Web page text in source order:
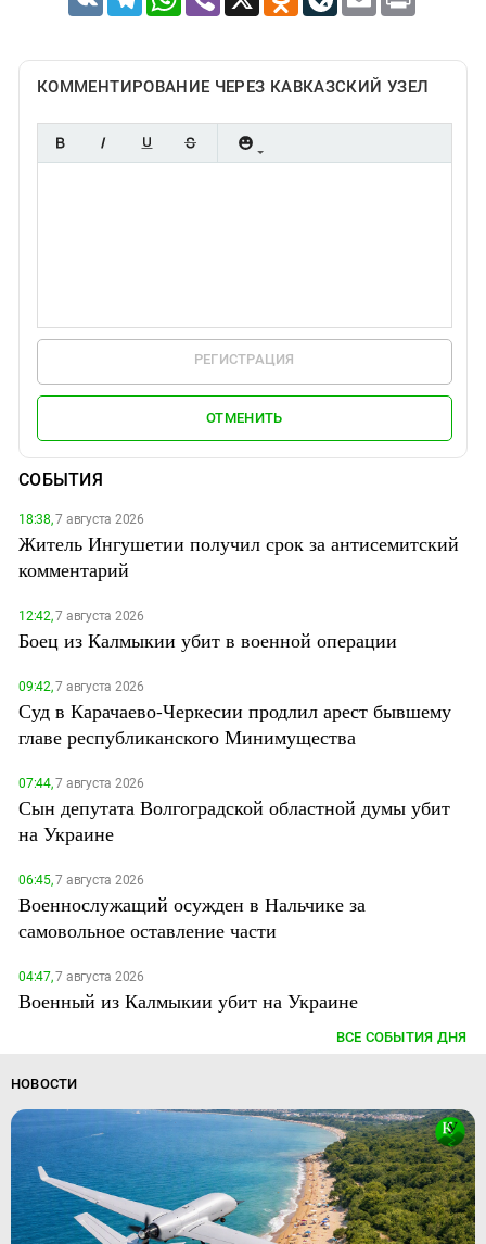
КОММЕНТИРОВАНИЕ ЧЕРЕЗ КАВКАЗСКИЙ УЗЕЛ
РЕГИСТРАЦИЯ
ОТМЕНИТЬ
СОБЫТИЯ
18:38,7 августа 2026
Житель Ингушетии получил срок за антисемитский
комментарий
12:42,7 августа 2026
Боец из Калмыкии убит в военной операции
09:42,7 августа 2026
Суд в Карачаево-Черкесии продлил арест бывшему
главе республиканского Минимущества
07:44,7 августа 2026
Сын депутата Волгоградской областной думы убит
на Украине
06:45,7 августа 2026
Военнослужащий осужден в Нальчике за
самовольное оставление части
04:47,7 августа 2026
Военный из Калмыкии убит на Украине
ВСЕ СОБЫТИЯ ДНЯ
НОВОСТИ